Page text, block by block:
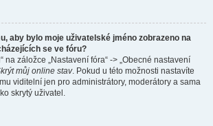
aby bylo moje uživatelské jméno zobrazeno na
se ve fóru?
na záložce „Nastavení fóra“ -> „Obecné nastavení
můj online stav. Pokud u této možnosti nastavíte
viditelní jen pro administrátory, moderátory a sama
skrytý uživatel.